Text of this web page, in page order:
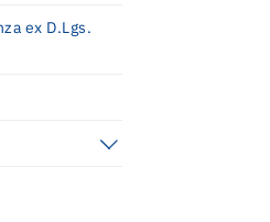
ex D.Lgs.